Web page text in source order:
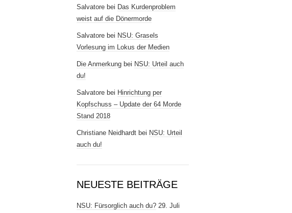
Salvatore bei Das Kurdenproblem
weist auf die Dönermorde
Salvatore bei NSU: Grasels
Vorlesung im Lokus der Medien
Die Anmerkung bei NSU: Urteil auch
du!
Salvatore bei Hinrichtung per
Kopfschuss – Update der 64 Morde
Stand 2018
Christiane Neidhardt bei NSU: Urteil
auch du!
NEUESTE BEITRÄGE
NSU: Fürsorglich auch du? 29. Juli